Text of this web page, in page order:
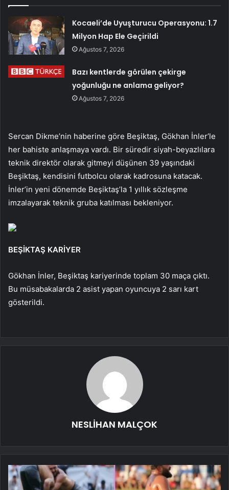
Kocaeli’de Uyuşturucu Operasyonu: 1.7
Milyon Hap Ele Geçirildi
Ağustos 7, 2026
Bazı kentlerde görülen çekirge
yoğunluğu ne anlama geliyor?
Ağustos 7, 2026
Sercan Dikme’nin haberine göre Beşiktaş, Gökhan İnler’le
her bahiste anlaşmaya vardı. Bir süredir siyah-beyazlılara
teknik direktör olarak gitmeyi düşünen 39 yaşındaki
Beşiktaş, kendisini futbolcu olarak kadrosuna katacak.
İnler’in yeni dönemde Beşiktaş’la 1 yıllık sözleşme
imzalayarak teknik gruba katılması bekleniyor.
BEŞİKTAŞ KARİYER
Gökhan İnler, Beşiktaş kariyerinde toplam 30 maça çıktı.
Bu müsabakalarda 2 asist yapan oyuncuya 2 sarı kart
gösterildi.
NESLİHAN MALÇOK